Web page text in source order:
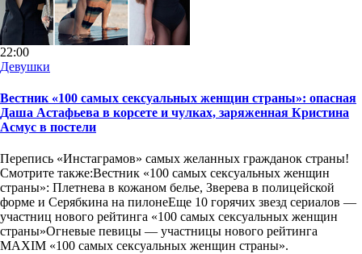
22:00
Девушки
Вестник «100 самых сексуальных женщин страны»: опасная
Даша Астафьева в корсете и чулках, заряженная Кристина
Асмус в постели
Перепись «Инстаграмов» самых желанных гражданок страны!
Смотрите также:Вестник «100 самых сексуальных женщин
страны»: Плетнева в кожаном белье, Зверева в полицейской
форме и Серябкина на пилонеЕще 10 горячих звезд сериалов —
участниц нового рейтинга «100 самых сексуальных женщин
страны»Огневые певицы — участницы нового рейтинга
MAXIM «100 самых сексуальных женщин страны».